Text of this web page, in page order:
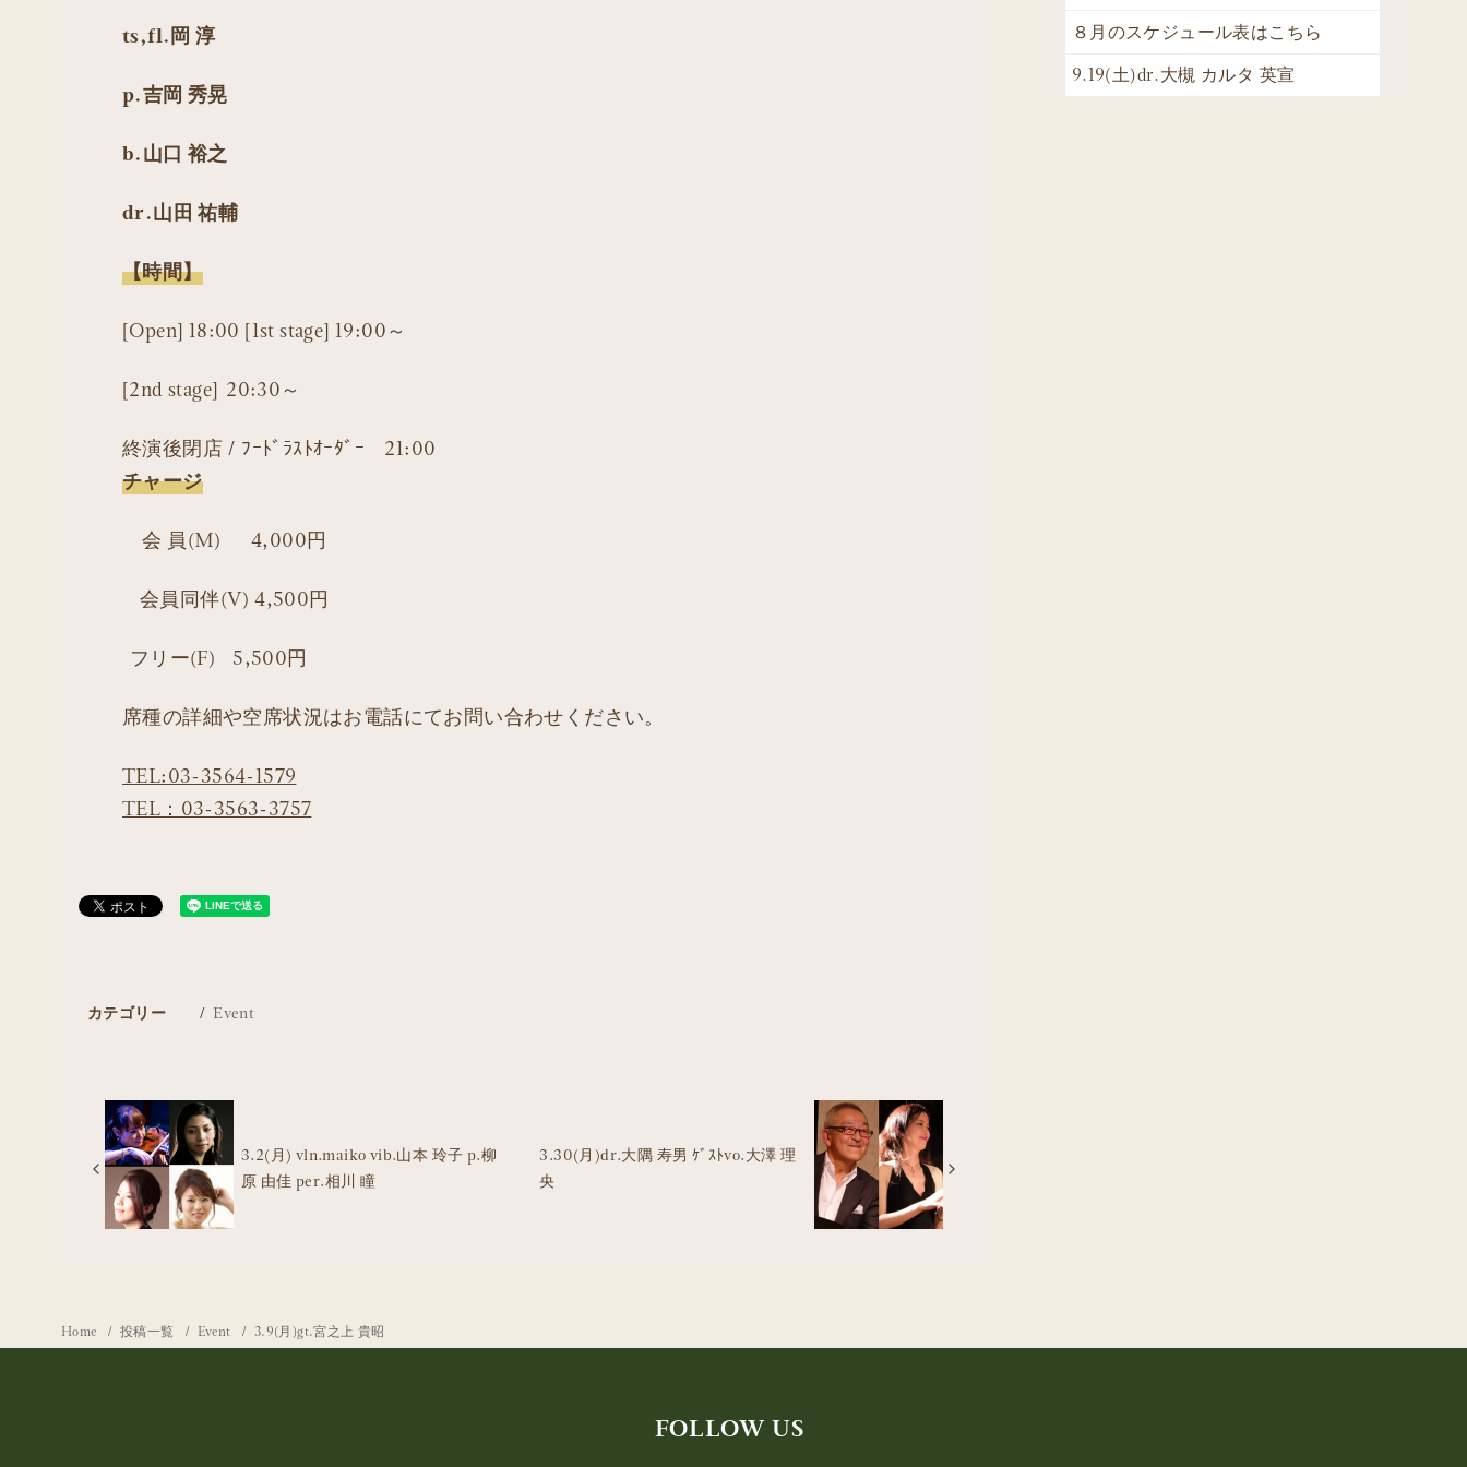
ts,fl.岡 淳
p.吉岡 秀晃
b.山口 裕之
dr.山田 祐輔
【時間】
[Open] 18:00 [1st stage] 19:00～
[2nd stage] 20:30～
終演後閉店 / ﾌｰﾄﾞﾗｽﾄｵｰﾀﾞｰ 21:00
チャージ
会 員(M) 4,000円
会員同伴(V) 4,500円
フリー(F) 5,500円
席種の詳細や空席状況はお電話にてお問い合わせください。
TEL:03-3564-1579
TEL：03-3563-3757
カテゴリー Event
3.2(月) vln.maiko vib.山本 玲子 p.柳
原 由佳 per.相川 瞳
3.30(月)dr.大隅 寿男 ｹﾞｽﾄvo.大澤 理
央
８月のスケジュール表はこちら
9.19(土)dr.大槻 カルタ 英宣
Home 投稿一覧 Event 3.9(月)gt.宮之上 貴昭
FOLLOW US